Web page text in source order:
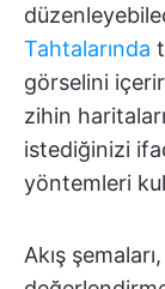
Tahtalarında
görselini
zihin
istediğinizi
yöntemleri
Akış şemaları,